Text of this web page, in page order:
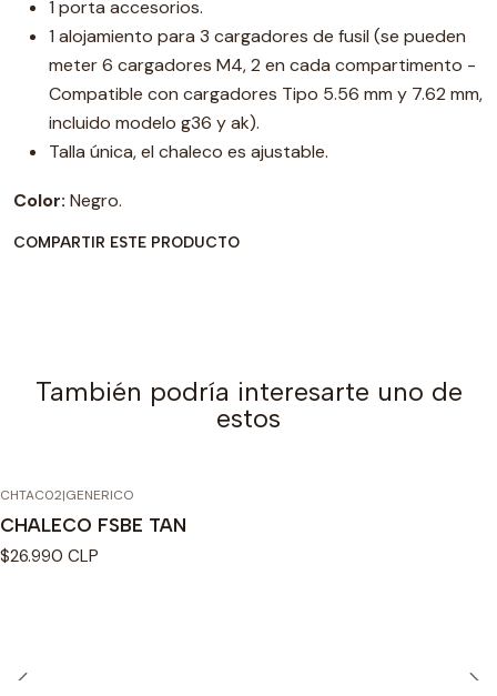
1 porta accesorios.
1 alojamiento para 3 cargadores de fusil (se pueden
meter 6 cargadores M4, 2 en cada compartimento -
Compatible con cargadores Tipo 5.56 mm y 7.62 mm,
incluido modelo g36 y ak).
Talla única, el chaleco es ajustable.
Color: Negro.
COMPARTIR ESTE PRODUCTO
También podría interesarte uno de
estos
CHTAC02|GENERICO
CHALECO FSBE TAN
$26.990 CLP